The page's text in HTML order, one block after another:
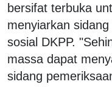
bersifat terbuka
menyiarkan
sosial DKPP.
massa dapat
sidang